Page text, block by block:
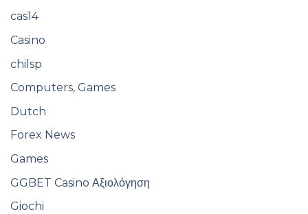
cas14
Casino
chilsp
Computers, Games
Dutch
Forex News
Games
GGBET Casino Αξιολόγηση
Giochi